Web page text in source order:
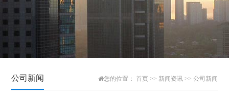
公司新闻 您的位置： 首页>> 新闻资讯>> 公司新闻